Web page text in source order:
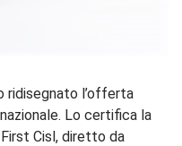
ridisegnato l’offerta
Lo certifica la
Cisl, diretto da